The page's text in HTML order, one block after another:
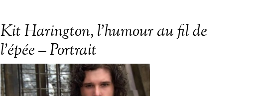
Kit Harington, l’humour au fil de
l’épée – Portrait